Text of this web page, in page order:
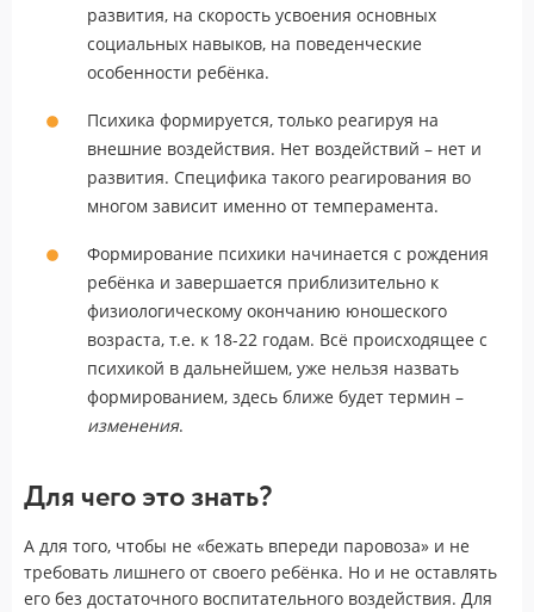
развития, на скорость усвоения основных
социальных навыков, на поведенческие
особенности ребёнка.
Психика формируется, только реагируя на
внешние воздействия. Нет воздействий – нет и
развития. Специфика такого реагирования во
многом зависит именно от темперамента.
Формирование психики начинается с рождения
ребёнка и завершается приблизительно к
физиологическому окончанию юношеского
возраста, т.е. к 18-22 годам. Всё происходящее с
психикой в дальнейшем, уже нельзя назвать
формированием, здесь ближе будет термин –
изменения.
Для чего это знать?
А для того, чтобы не «бежать впереди паровоза» и не
требовать лишнего от своего ребёнка. Но и не оставлять
его без достаточного воспитательного воздействия. Для